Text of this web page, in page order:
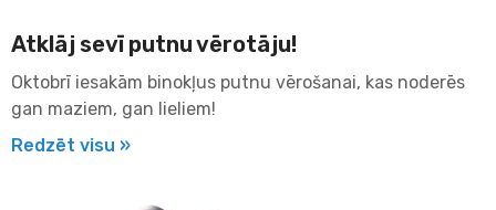
Atklāj sevī putnu vērotāju!
Oktobrī iesakām binokļus putnu vērošanai, kas noderēs
gan maziem, gan lieliem!
Redzēt visu »